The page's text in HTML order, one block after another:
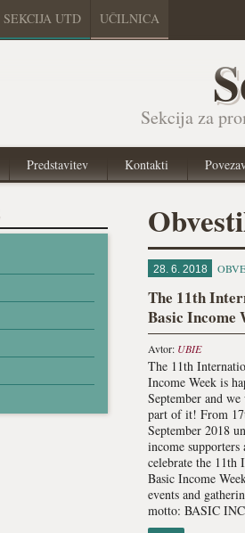
SEKCIJA UTD UČILNICA
Sekcija za
Predstavitev Kontakti
28. 6. 2018
The 11th
Basic Income
Avtor: UBIE
The 11th
Income Week is
September and
part of it! From
September 2018
income
celebrate the 11th
Basic Income
events and
motto: BASIC